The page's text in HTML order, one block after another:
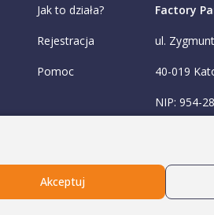
Jak to działa?
Rejestracja
Pomoc
Factory
ul.
40-019
NIP: 954-
Regulamin newslettera Polityka
Akceptuj